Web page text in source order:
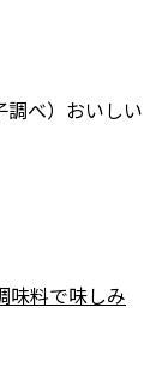
調べ）おいしい
味料で味しみ